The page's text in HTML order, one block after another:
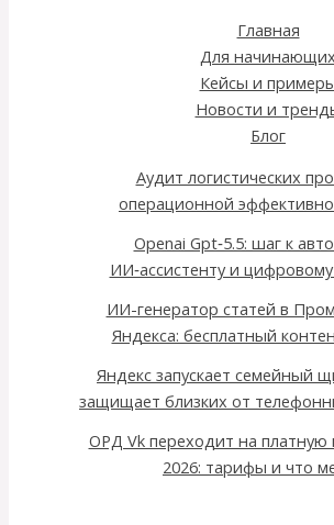
Главная
Для начинающих
Кейсы и
Новости и
Блог
Аудит логистических
операционной
Openai Gpt‑5.5: шаг к
ИИ‑ассистенту и
ИИ-генератор статей в
Яндекса: бесплатный
Яндекс запускает семейный
защищает близких от
ОРД Vk переходит на платную
2026: тарифы и что